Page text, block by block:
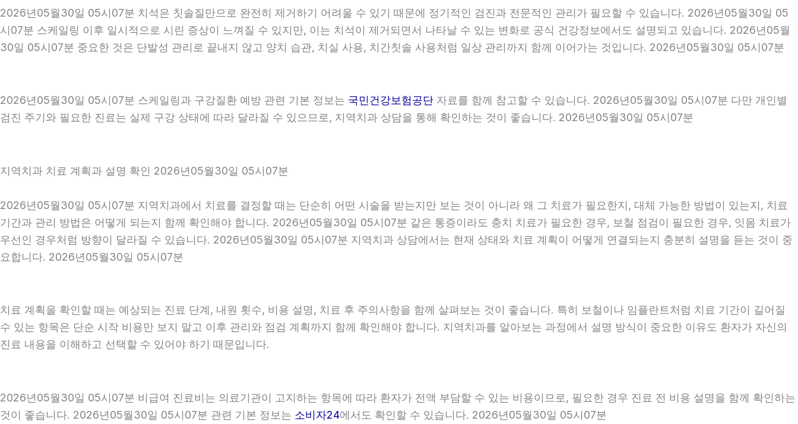
2026년05월30일 05시07분 치석은 칫솔질만으로 완전히 제거하기 어려울 수 있기 때문에 정기적인 검진과 전문적인 관리가 필요할 수 있습니다. 2026년05월30일 05
시07분 스케일링 이후 일시적으로 시린 증상이 느껴질 수 있지만, 이는 치석이 제거되면서 나타날 수 있는 변화로 공식 건강정보에서도 설명되고 있습니다. 2026년05월
30일 05시07분 중요한 것은 단발성 관리로 끝내지 않고 양치 습관, 치실 사용, 치간칫솔 사용처럼 일상 관리까지 함께 이어가는 것입니다. 2026년05월30일 05시07분
2026년05월30일 05시07분 스케일링과 구강질환 예방 관련 기본 정보는 국민건강보험공단 자료를 함께 참고할 수 있습니다. 2026년05월30일 05시07분 다만 개인별
검진 주기와 필요한 진료는 실제 구강 상태에 따라 달라질 수 있으므로, 지역치과 상담을 통해 확인하는 것이 좋습니다. 2026년05월30일 05시07분
지역치과 치료 계획과 설명 확인 2026년05월30일 05시07분
2026년05월30일 05시07분 지역치과에서 치료를 결정할 때는 단순히 어떤 시술을 받는지만 보는 것이 아니라 왜 그 치료가 필요한지, 대체 가능한 방법이 있는지, 치료
기간과 관리 방법은 어떻게 되는지 함께 확인해야 합니다. 2026년05월30일 05시07분 같은 통증이라도 충치 치료가 필요한 경우, 보철 점검이 필요한 경우, 잇몸 치료가
우선인 경우처럼 방향이 달라질 수 있습니다. 2026년05월30일 05시07분 지역치과 상담에서는 현재 상태와 치료 계획이 어떻게 연결되는지 충분히 설명을 듣는 것이 중
요합니다. 2026년05월30일 05시07분
치료 계획을 확인할 때는 예상되는 진료 단계, 내원 횟수, 비용 설명, 치료 후 주의사항을 함께 살펴보는 것이 좋습니다. 특히 보철이나 임플란트처럼 치료 기간이 길어질
수 있는 항목은 단순 시작 비용만 보지 말고 이후 관리와 점검 계획까지 함께 확인해야 합니다. 지역치과를 알아보는 과정에서 설명 방식이 중요한 이유도 환자가 자신의
진료 내용을 이해하고 선택할 수 있어야 하기 때문입니다.
2026년05월30일 05시07분 비급여 진료비는 의료기관이 고지하는 항목에 따라 환자가 전액 부담할 수 있는 비용이므로, 필요한 경우 진료 전 비용 설명을 함께 확인하는
것이 좋습니다. 2026년05월30일 05시07분 관련 기본 정보는 소비자24에서도 확인할 수 있습니다. 2026년05월30일 05시07분